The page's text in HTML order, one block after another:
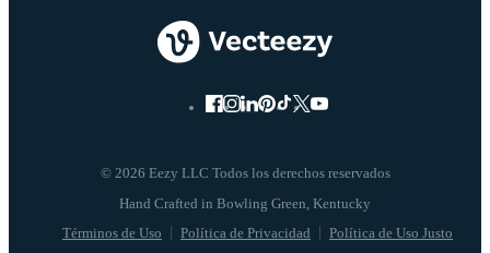
© 2026 Eezy LLC Todos los derechos reservados
Términos de Uso Política de Privacidad Política de Uso Justo